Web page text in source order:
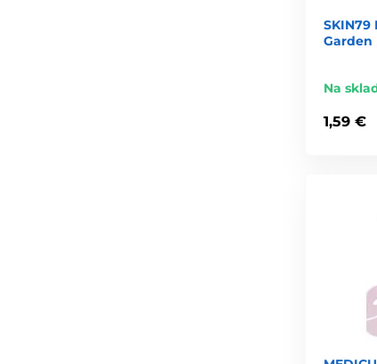
SKIN79
Garden
Na
1,59 €